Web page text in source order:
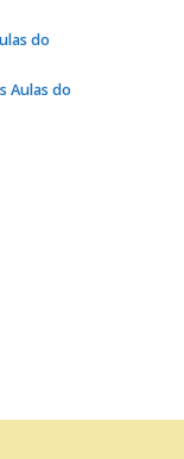
do
Aulas do